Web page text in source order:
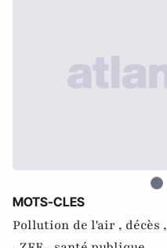
MOTS-CLES
Pollution de l'air , décès ,